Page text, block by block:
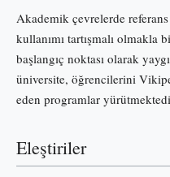
Akademik çevrelerde
kullanımı tartışmalı olmakla
başlangıç noktası olarak
üniversite, öğrencilerini
eden programlar
Eleştiriler